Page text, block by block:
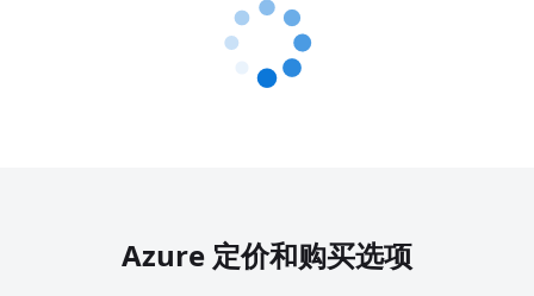
Azure 定价和购买选项